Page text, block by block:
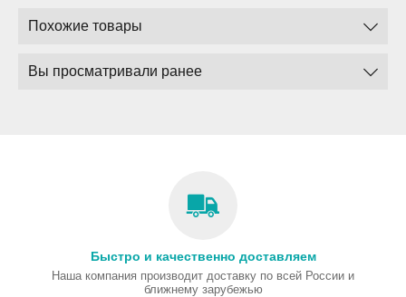
Похожие товары
Вы просматривали ранее
Быстро и качественно доставляем
Наша компания производит доставку по всей России и
ближнему зарубежью